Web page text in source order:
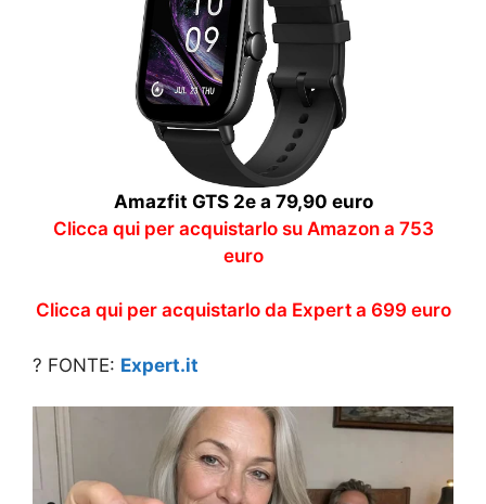
Amazfit GTS 2e a 79,90 euro
Clicca qui per acquistarlo su Amazon a 753
euro
Clicca qui per acquistarlo da Expert a 699 euro
? FONTE: Expert.it